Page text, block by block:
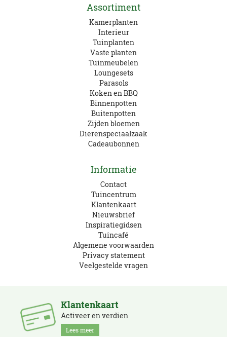
Assortiment
Kamerplanten
Interieur
Tuinplanten
Vaste planten
Tuinmeubelen
Loungesets
Parasols
Koken en BBQ
Binnenpotten
Buitenpotten
Zijden bloemen
Dierenspeciaalzaak
Cadeaubonnen
Informatie
Contact
Tuincentrum
Klantenkaart
Nieuwsbrief
Inspiratiegidsen
Tuincafé
Algemene voorwaarden
Privacy statement
Veelgestelde vragen
Klantenkaart
Activeer en verdien
Lees meer